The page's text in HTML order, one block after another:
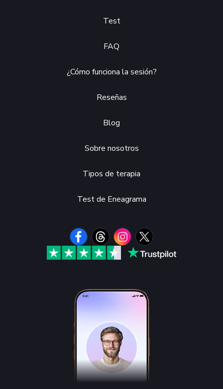
Test
FAQ
¿Cómo funciona la sesión?
Reseñas
Blog
Sobre nosotros
Tipos de terapia
Test de Eneagrama